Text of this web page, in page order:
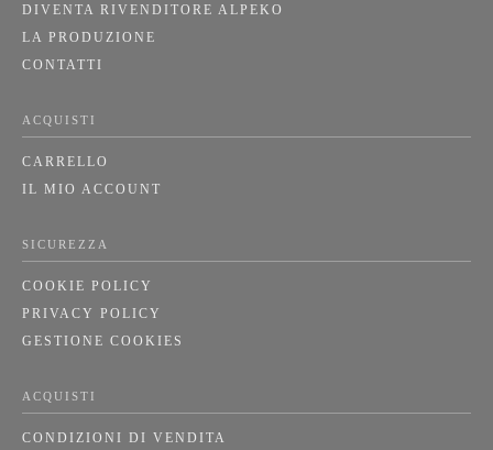
DIVENTA RIVENDITORE ALPEKO
LA PRODUZIONE
CONTATTI
ACQUISTI
CARRELLO
IL MIO ACCOUNT
SICUREZZA
COOKIE POLICY
PRIVACY POLICY
GESTIONE COOKIES
ACQUISTI
CONDIZIONI DI VENDITA